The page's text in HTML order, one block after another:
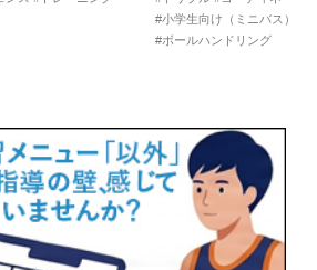
#小学生向け（ミニバス）
#ボールハンドリング